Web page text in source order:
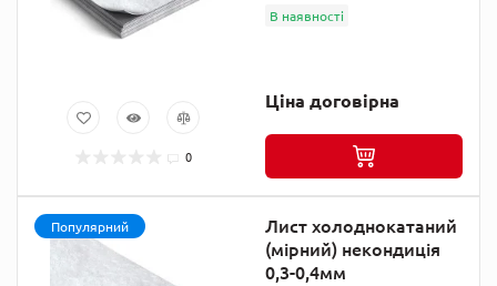
0
В наявності
Ціна договірна
Популярний
Лист холоднокатаний
(мірний) некондиція
0,3-0,4мм